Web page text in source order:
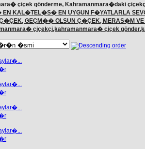
çiçek gönderme, Kahramanmara�daki
KAL�TEL�S� EN UYGUN F�YATLARLA
GEÇM�� OLSUN Ç�ÇEK, MERAS�M
çiçekçi,kahramanmara� çiçek